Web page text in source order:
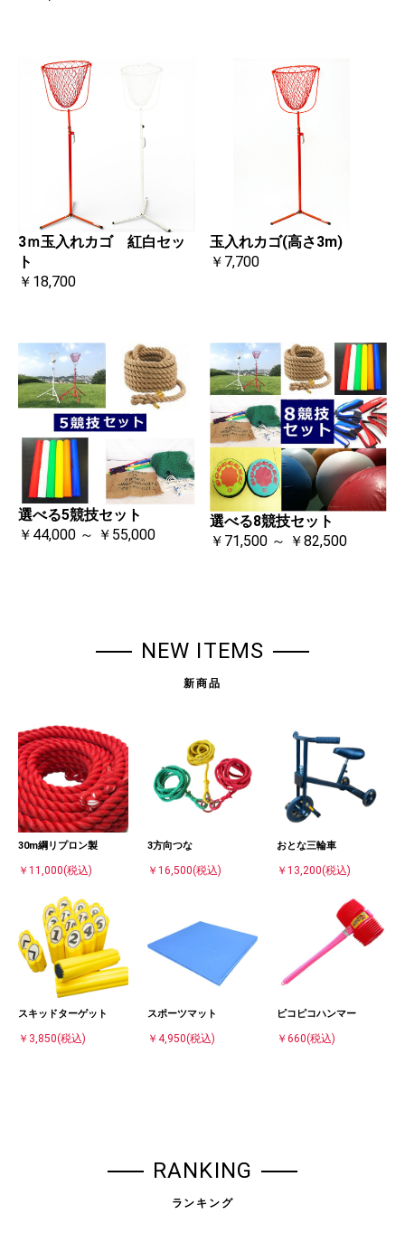
3ｍ玉入れカゴ 紅白セッ
ト
￥18,700
玉入れカゴ(高さ3m)
￥7,700
選べる5競技セット
￥44,000 ～ ￥55,000
選べる8競技セット
￥71,500 ～ ￥82,500
NEW ITEMS
新商品
30m綱リプロン製
￥11,000(税込)
3方向つな
￥16,500(税込)
おとな三輪車
￥13,200(税込)
スキッドターゲット
￥3,850(税込)
スポーツマット
￥4,950(税込)
ピコピコハンマー
￥660(税込)
RANKING
ランキング